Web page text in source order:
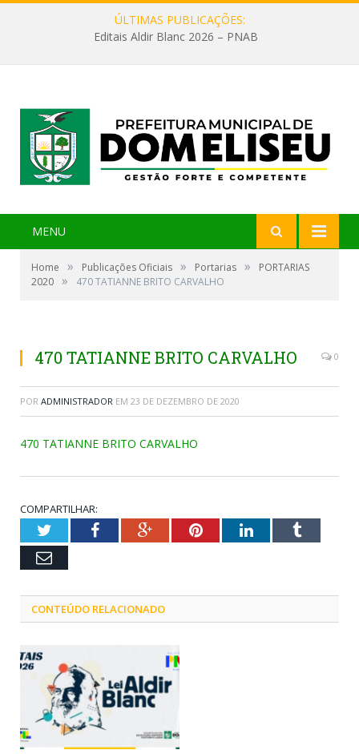
ÚLTIMAS PUBLICAÇÕES:
Editais Aldir Blanc 2026 – PNAB
MENU
Home » Publicações Oficiais » Portarias »
PORTARIAS
2020 » 470 TATIANNE BRITO CARVALHO
470 TATIANNE BRITO CARVALHO 0
POR ADMINISTRADOR EM 23 DE DEZEMBRO DE 2020
470 TATIANNE BRITO CARVALHO
COMPARTILHAR:
TwitterFacebookGoogle+PinterestLinkedInTumblr
Email
CONTEÚDO RELACIONADO